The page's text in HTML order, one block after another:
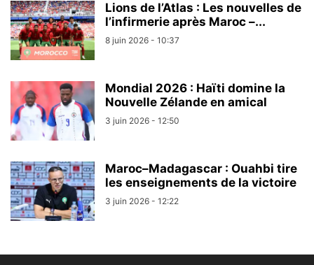
Lions de l’Atlas : Les nouvelles de
l’infirmerie après Maroc –...
8 juin 2026 - 10:37
Mondial 2026 : Haïti domine la
Nouvelle Zélande en amical
3 juin 2026 - 12:50
Maroc–Madagascar : Ouahbi tire
les enseignements de la victoire
3 juin 2026 - 12:22